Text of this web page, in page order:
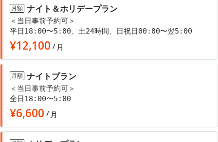
月額 ナイト＆ホリデープラン
＜当日事前予約可＞
平日18:00〜5:00、土24時間、日祝日00:00〜翌5:00
¥12,100 / 月
月額 ナイトプラン
＜当日事前予約可＞
全日18:00〜5:00
¥6,600 / 月